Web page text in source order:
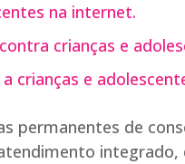
na internet.
crianças e
crianças e
permanentes de
integrado,